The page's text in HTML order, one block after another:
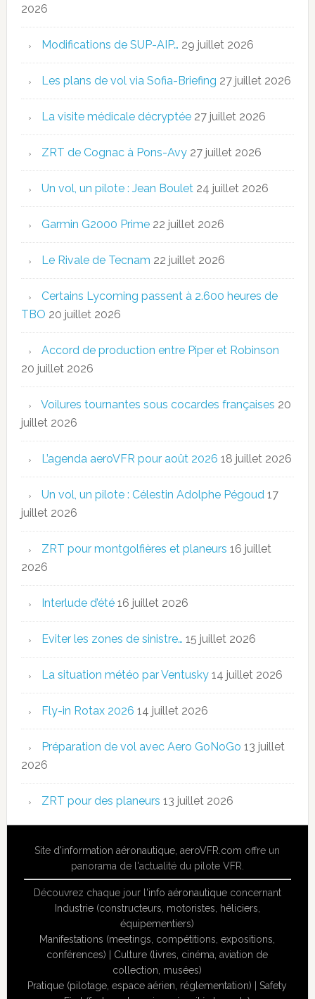
2026
Modifications de SUP-AIP… 29 juillet 2026
Les plans de vol via Sofia-Briefing 27 juillet 2026
La visite médicale décryptée 27 juillet 2026
ZRT de Cognac à Pons-Avy 27 juillet 2026
Un vol, un pilote : Jean Boulet 24 juillet 2026
Garmin G2000 Prime 22 juillet 2026
Le Rivale de Tecnam 22 juillet 2026
Certains Lycoming passent à 2.600 heures de
TBO 20 juillet 2026
Accord de production entre Piper et Robinson
20 juillet 2026
Voilures tournantes sous cocardes françaises 20
juillet 2026
L’agenda aeroVFR pour août 2026 18 juillet 2026
Un vol, un pilote : Célestin Adolphe Pégoud 17
juillet 2026
ZRT pour montgolfières et planeurs 16 juillet
2026
Interlude d’été 16 juillet 2026
Eviter les zones de sinistre… 15 juillet 2026
La situation météo par Ventusky 14 juillet 2026
Fly-in Rotax 2026 14 juillet 2026
Préparation de vol avec Aero GoNoGo 13 juillet
2026
ZRT pour des planeurs 13 juillet 2026
Site d'information aéronautique ,aeroVFR.com offre un
panorama de l'actualité du pilote VFR.
Découvrez chaque jour l'info aéronautiqueconcernant
Industrie (constructeurs, motoristes, héliciers,
équipementiers)
Manifestations (meetings, compétitions, expositions,
conférences)
Culture (livres, cinéma, aviation de
collection, musées)
Pratique (pilotage, espace aérien, réglementation) |Safety